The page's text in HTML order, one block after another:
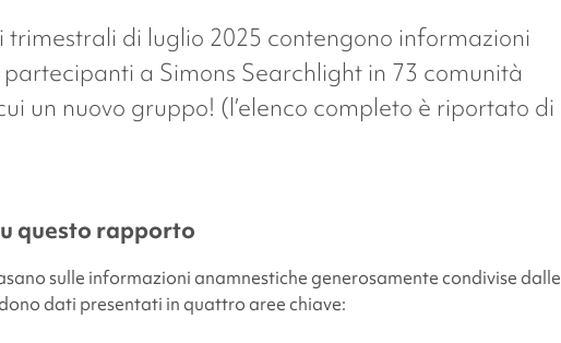
trimestrali di luglio 2025 contengono informazioni
a Simons Searchlight in 73 comunità
un nuovo gruppo! (l’elenco completo è riportato di
questo rapporto
sulle informazioni anamnestiche generosamente condivise dalle
dati presentati in quattro aree chiave: